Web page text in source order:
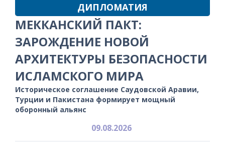
ДИПЛОМАТИЯ
МЕККАНСКИЙ ПАКТ:
ЗАРОЖДЕНИЕ НОВОЙ
АРХИТЕКТУРЫ БЕЗОПАСНОСТИ
ИСЛАМСКОГО МИРА
Историческое соглашение Саудовской Аравии,
Турции и Пакистана формирует мощный
оборонный альянс
09.08.2026